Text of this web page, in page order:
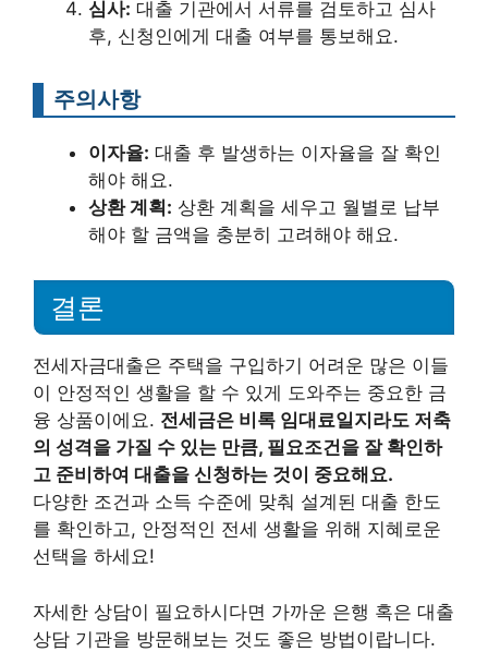
심사: 대출 기관에서 서류를 검토하고 심사
후, 신청인에게 대출 여부를 통보해요.
주의사항
이자율: 대출 후 발생하는 이자율을 잘 확인
해야 해요.
상환 계획: 상환 계획을 세우고 월별로 납부
해야 할 금액을 충분히 고려해야 해요.
결론
전세자금대출은 주택을 구입하기 어려운 많은 이들
이 안정적인 생활을 할 수 있게 도와주는 중요한 금
융 상품이에요. 전세금은 비록 임대료일지라도 저축
의 성격을 가질 수 있는 만큼, 필요조건을 잘 확인하
고 준비하여 대출을 신청하는 것이 중요해요.
다양한 조건과 소득 수준에 맞춰 설계된 대출 한도
를 확인하고, 안정적인 전세 생활을 위해 지혜로운
선택을 하세요!
자세한 상담이 필요하시다면 가까운 은행 혹은 대출
상담 기관을 방문해보는 것도 좋은 방법이랍니다.